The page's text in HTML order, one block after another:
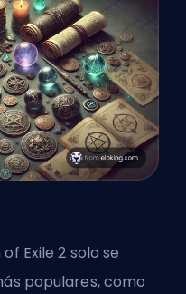
Exile 2 solo se
populares, como